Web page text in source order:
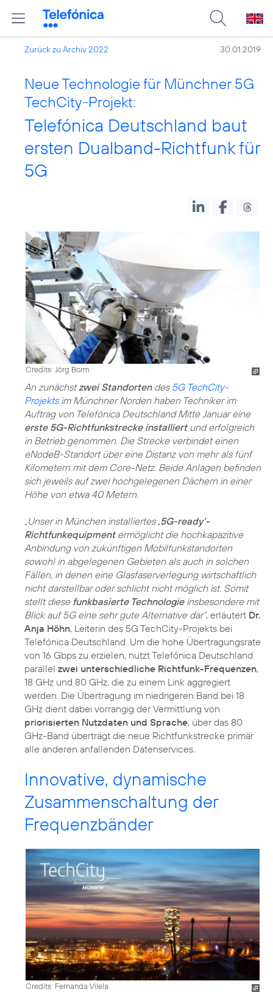
Zurück zu Archiv 2022 30.01.2019
Neue Technologie für Münchner 5G
TechCity-Projekt:
Telefónica Deutschland baut
ersten Dualband-Richtfunk für
5G
Credits: Jörg Borm
An zunächstzwei Standortendes 5G TechCity-
Projektsim Münchner Norden haben Techniker im
Auftrag von Telefónica Deutschland Mitte Januar eine
erste 5G-Richtfunkstrecke installiertund erfolgreich
in Betrieb genommen. Die Strecke verbindet einen
eNodeB-Standort über eine Distanz von mehr als fünf
Kilometern mit dem Core-Netz. Beide Anlagen befinden
sich jeweils auf zwei hochgelegenen Dächern in einer
Höhe von etwa 40 Metern.
„Unser in München installiertes ‚5G-ready‘-
Richtfunkequipmentermöglicht die hochkapazitive
Anbindung von zukünftigen Mobilfunkstandorten
sowohl in abgelegenen Gebieten als auch in solchen
Fällen, in denen eine Glasfaserverlegung wirtschaftlich
nicht darstellbar oder schlicht nicht möglich ist. Somit
stellt diese funkbasierte Technologieinsbesondere mit
Blick auf 5G eine sehr gute Alternative dar“, erläutert Dr.
Anja Höhn, Leiterin des 5G TechCity-Projekts bei
Telefónica Deutschland. Um die hohe Übertragungsrate
von 16 Gbps zu erzielen, nutzt Telefónica Deutschland
parallel zwei unterschiedliche Richtfunk-Frequenzen,
18 GHz und 80 GHz, die zu einem Link aggregiert
werden. Die Übertragung im niedrigeren Band bei 18
GHz dient dabei vorrangig der Vermittlung von
priorisierten Nutzdaten und Sprache, über das 80
GHz-Band überträgt die neue Richtfunkstrecke primär
alle anderen anfallenden Datenservices.
Innovative, dynamische
Zusammenschaltung der
Frequenzbänder
Credits: Fernanda Vilela